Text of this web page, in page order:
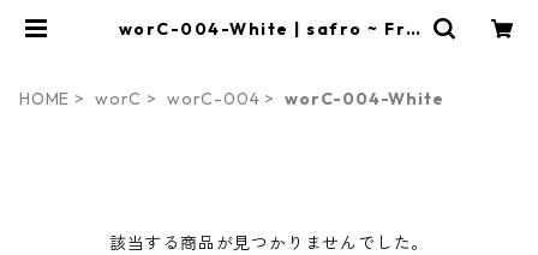
worC-004-White | safro ~ Fra
HOME worC worC-004 worC-004-White
該当する商品が見つかりませんでした。